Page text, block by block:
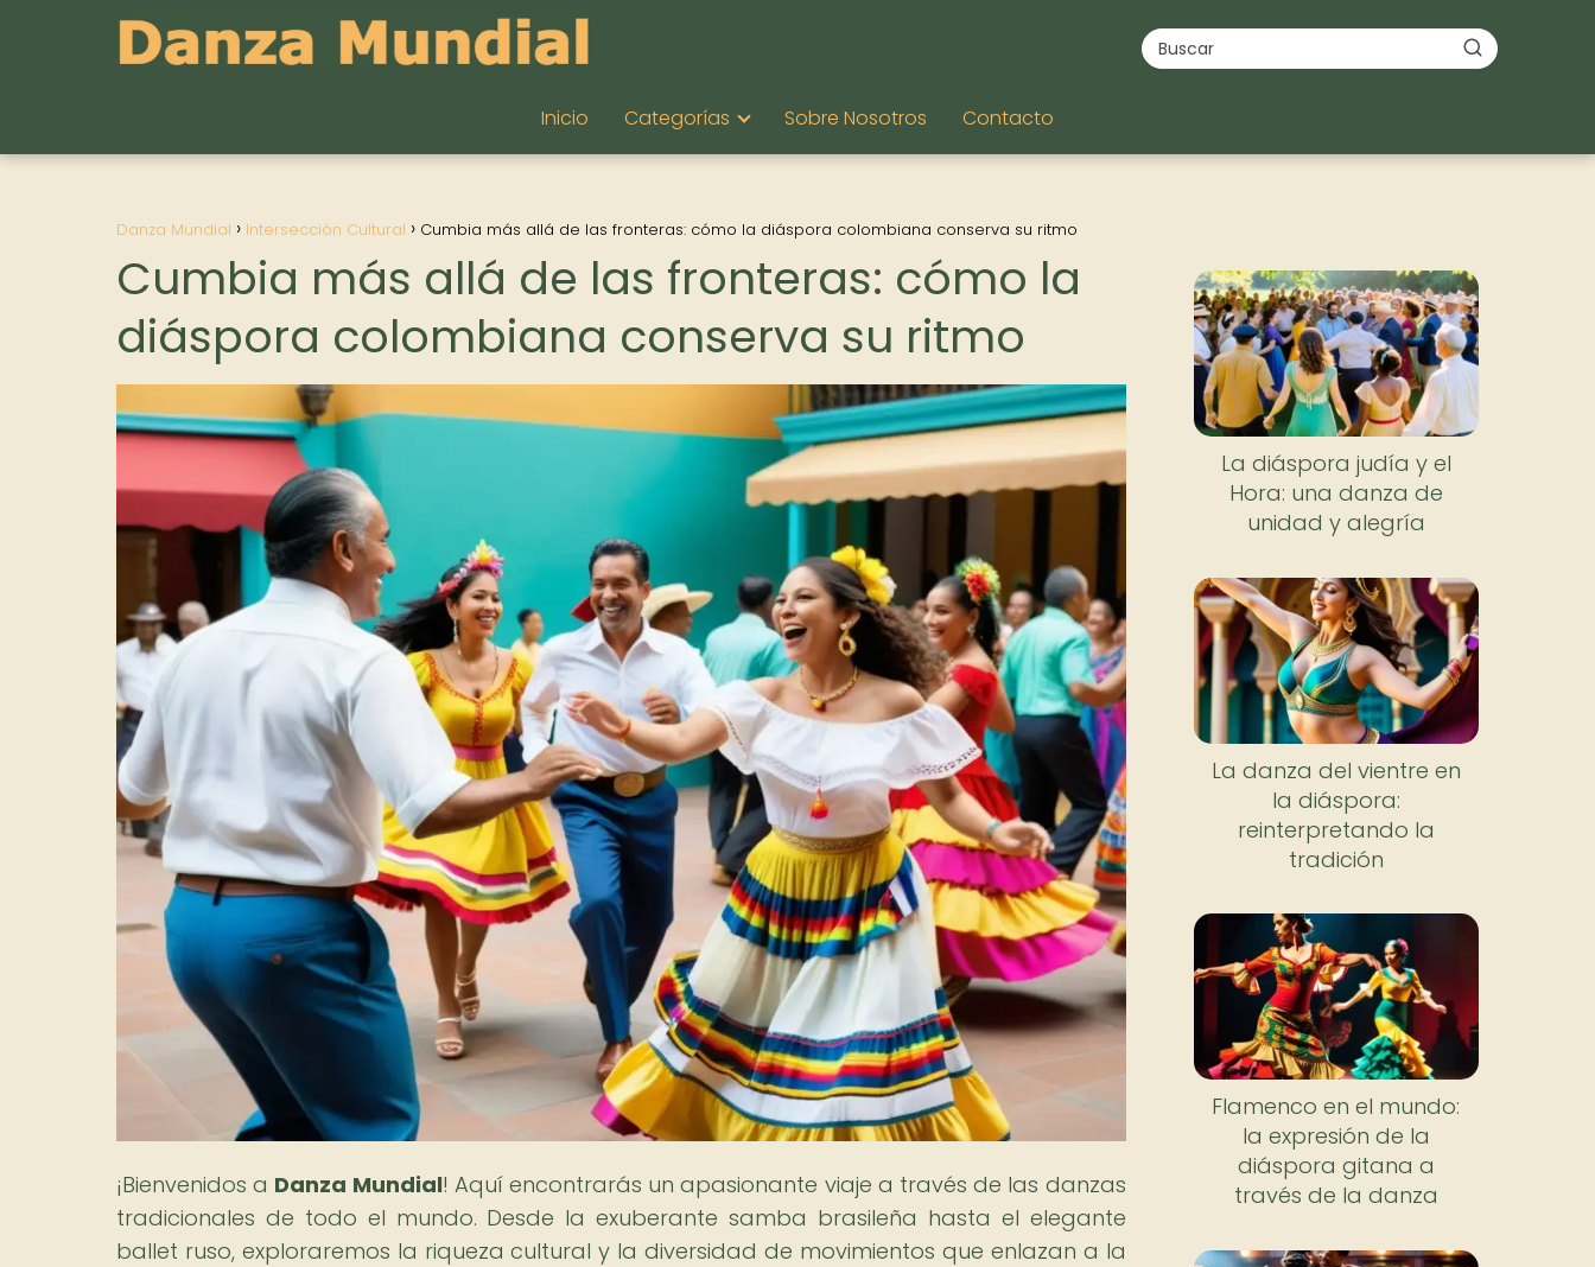
Inicio Categorías Sobre Nosotros Contacto
Danza Mundial Intersección Cultural Cumbia más allá de las fronteras: cómo la diáspora colombiana conserva su ritmo
Cumbia más allá de las fronteras: cómo la
diáspora colombiana conserva su ritmo
¡Bienvenidos a Danza Mundial! Aquí encontrarás un apasionante viaje a través de las danzas
tradicionales de todo el mundo. Desde la exuberante samba brasileña hasta el elegante
ballet ruso, exploraremos la riqueza cultural y la diversidad de movimientos que enlazan a la
La diáspora judía y el
Hora: una danza de
unidad y alegría
La danza del vientre en
la diáspora:
reinterpretando la
tradición
Flamenco en el mundo:
la expresión de la
diáspora gitana a
través de la danza